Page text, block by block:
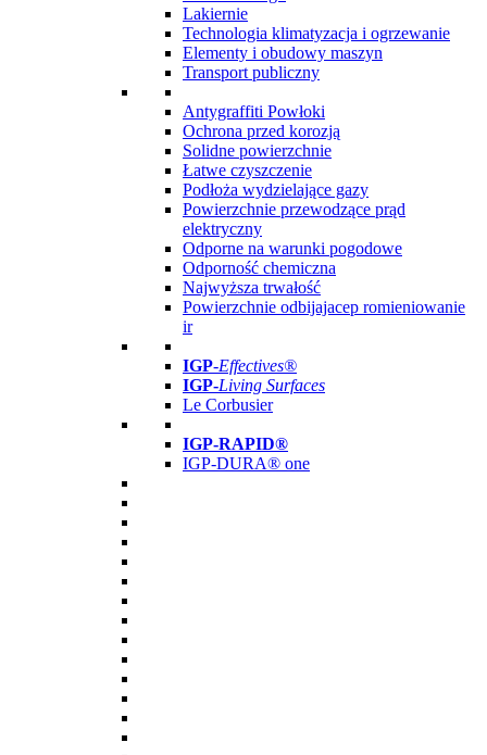
Lakiernie
Technologia klimatyzacja i ogrzewanie
Elementy i obudowy maszyn
Transport publiczny
Antygraffiti Powłoki
Ochrona przed korozją
Solidne powierzchnie
Łatwe czyszczenie
Podłoża wydzielające gazy
Powierzchnie przewodzące prąd
elektryczny
Odporne na warunki pogodowe
Odporność chemiczna
Najwyższa trwałość
Powierzchnie odbijajacep romieniowanie
ir
IGP-Effectives®
IGP-Living Surfaces
Le Corbusier
IGP-RAPID®
IGP-DURA® one